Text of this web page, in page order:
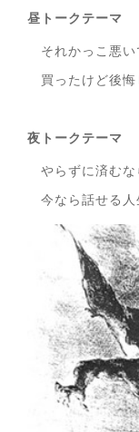
昼トークテーマ
それかっこ悪い
買ったけど後悔
夜トークテーマ
やらずに済むな
今なら話せる人